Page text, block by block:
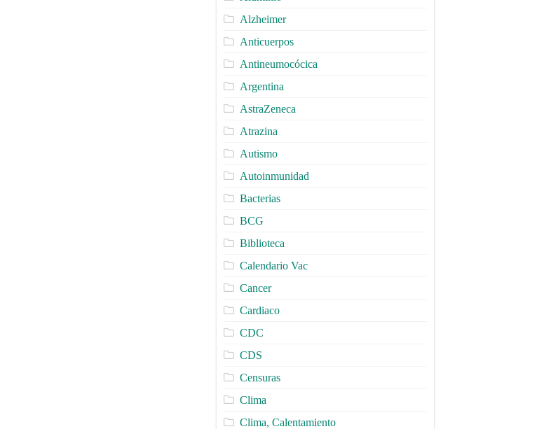
Alzheimer
Anticuerpos
Antineumocócica
Argentina
AstraZeneca
Atrazina
Autismo
Autoinmunidad
Bacterias
BCG
Biblioteca
Calendario Vac
Cancer
Cardiaco
CDC
CDS
Censuras
Clima
Clima, Calentamiento